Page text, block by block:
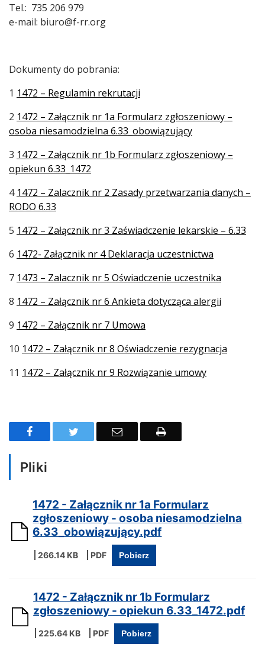
Tel.: 735 206 979
e-mail: biuro@f-rr.org
Dokumenty do pobrania:
1 1472 – Regulamin rekrutacji
2 1472 – Załącznik nr 1a Formularz zgłoszeniowy –
osoba niesamodzielna 6.33_obowiązujący
3 1472 – Załącznik nr 1b Formularz zgłoszeniowy –
opiekun 6.33_1472
4 1472 – Zalacznik nr 2 Zasady przetwarzania danych –
RODO 6.33
5 1472 – Załącznik nr 3 Zaświadczenie lekarskie – 6.33
6 1472- Załącznik nr 4 Deklaracja uczestnictwa
7 1473 – Zalacznik nr 5 Oświadczenie uczestnika
8 1472 – Załącznik nr 6 Ankieta dotycząca alergii
9 1472 – Załącznik nr 7 Umowa
10 1472 – Załącznik nr 8 Oświadczenie rezygnacja
11 1472 – Załącznik nr 9 Rozwiązanie umowy
F
c
b
o
k
T
t
e
E
l
D
u
j
Pliki
1472 - Załącznik nr 1a Formularz
zgłoszeniowy - osoba niesamodzielna
6.33_obowiązujący.pdf
266.14 KB Pobierz
1472 - Załącznik nr 1b Formularz
zgłoszeniowy - opiekun 6.33_1472.pdf
225.64 KB Pobierz